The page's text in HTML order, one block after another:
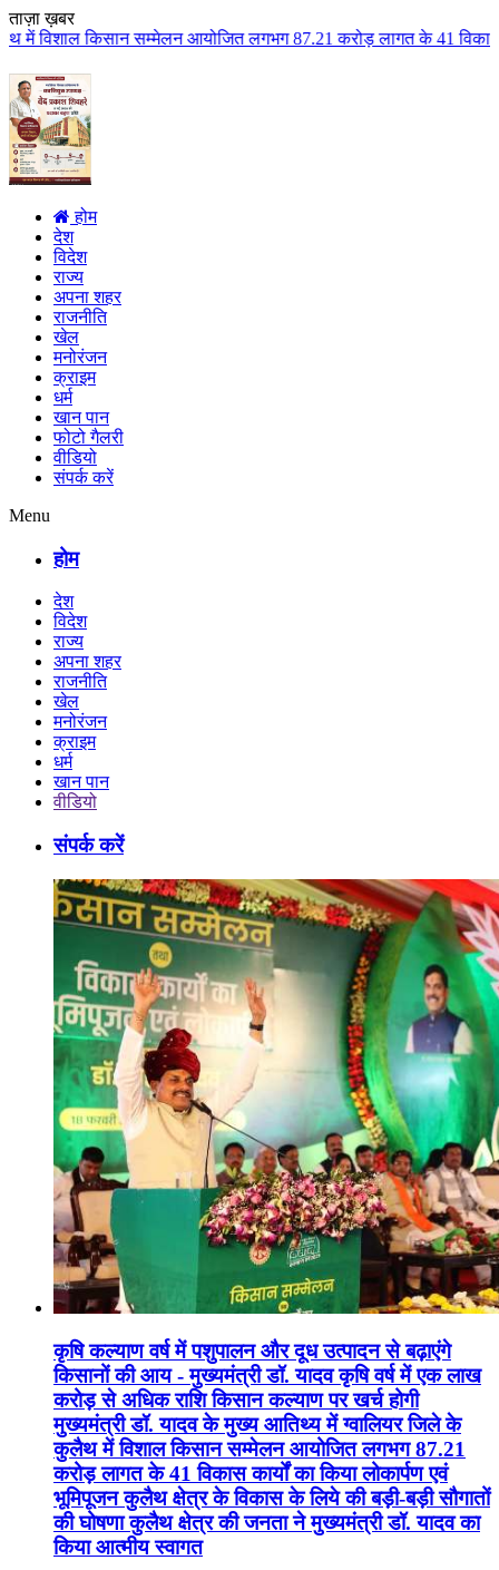
ताज़ा ख़बर
लगभग 87.21 करोड़ लागत के 41 विकास कार्यों का किया
होम
देश
विदेश
राज्य
अपना शहर
राजनीति
खेल
मनोरंजन
क्राइम
धर्म
खान पान
फोटो गैलरी
वीडियो
संपर्क करें
Menu
होम
देश
विदेश
राज्य
अपना शहर
राजनीति
खेल
मनोरंजन
क्राइम
धर्म
खान पान
वीडियो
संपर्क करें
कृषि कल्याण वर्ष में पशुपालन और दूध उत्पादन से बढ़ाएंगे
किसानों की आय - मुख्यमंत्री डॉ. यादव कृषि वर्ष में एक लाख
करोड़ से अधिक राशि किसान कल्याण पर खर्च होगी
मुख्यमंत्री डॉ. यादव के मुख्य आतिथ्य में ग्वालियर जिले के
कुलैथ में विशाल किसान सम्मेलन आयोजित लगभग 87.21
करोड़ लागत के 41 विकास कार्यों का किया लोकार्पण एवं
भूमिपूजन कुलैथ क्षेत्र के विकास के लिये की बड़ी-बड़ी सौगातों
की घोषणा कुलैथ क्षेत्र की जनता ने मुख्यमंत्री डॉ. यादव का
किया आत्मीय स्वागत